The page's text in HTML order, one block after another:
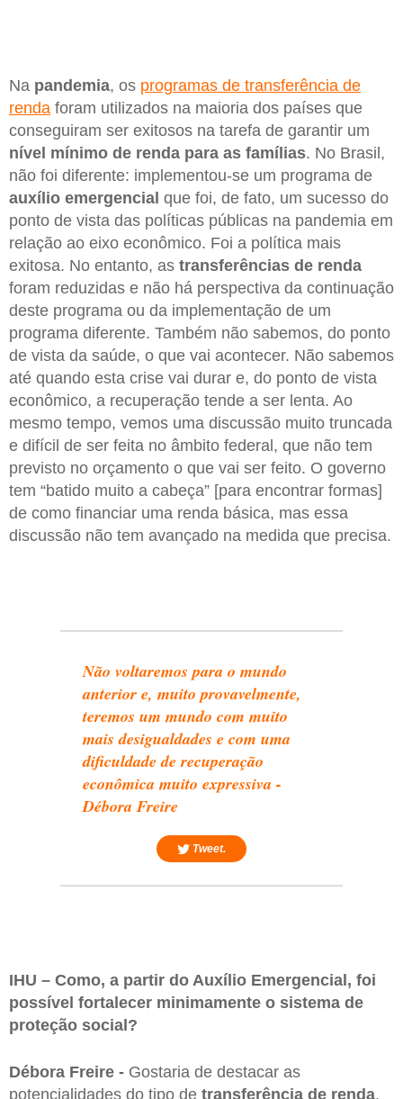
Na pandemia, os programas de transferência de
renda foram utilizados na maioria dos países que
conseguiram ser exitosos na tarefa de garantir um
nível mínimo de renda para as famílias. No Brasil,
não foi diferente: implementou-se um programa de
auxílio emergencial que foi, de fato, um sucesso do
ponto de vista das políticas públicas na pandemia em
relação ao eixo econômico. Foi a política mais
exitosa. No entanto, as transferências de renda
foram reduzidas e não há perspectiva da continuação
deste programa ou da implementação de um
programa diferente. Também não sabemos, do ponto
de vista da saúde, o que vai acontecer. Não sabemos
até quando esta crise vai durar e, do ponto de vista
econômico, a recuperação tende a ser lenta. Ao
mesmo tempo, vemos uma discussão muito truncada
e difícil de ser feita no âmbito federal, que não tem
previsto no orçamento o que vai ser feito. O governo
tem “batido muito a cabeça” [para encontrar formas]
de como financiar uma renda básica, mas essa
discussão não tem avançado na medida que precisa.
Não voltaremos para o mundo
anterior e, muito provavelmente,
teremos um mundo com muito
mais desigualdades e com uma
dificuldade de recuperação
econômica muito expressiva -
Débora Freire
Tweet.
IHU – Como, a partir do Auxílio Emergencial, foi
possível fortalecer minimamente o sistema de
proteção social?
Débora Freire - Gostaria de destacar as
potencialidades do tipo de transferência de renda,